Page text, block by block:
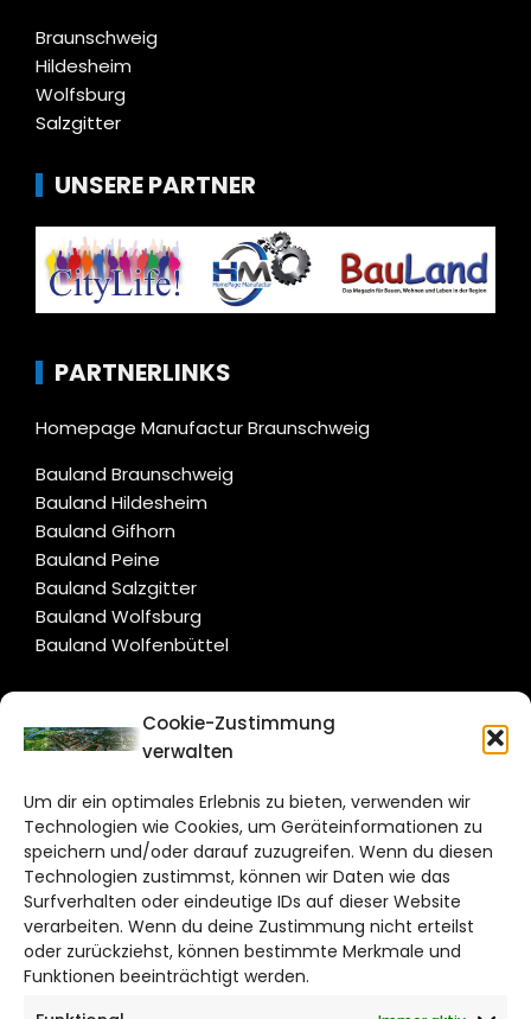
Cookie-Zustimmung
verwalten
Um dir ein optimales Erlebnis zu bieten, verwenden wir
Technologien wie Cookies, um Geräteinformationen zu
speichern und/oder darauf zuzugreifen. Wenn du diesen
Technologien zustimmst, können wir Daten wie das
Surfverhalten oder eindeutige IDs auf dieser Website
verarbeiten. Wenn du deine Zustimmung nicht erteilst
oder zurückziehst, können bestimmte Merkmale und
Funktionen beeinträchtigt werden.
Braunschweig
Hildesheim
Wolfsburg
Salzgitter
UNSERE PARTNER
PARTNERLINKS
Homepage Manufactur Braunschweig
Bauland Braunschweig
Bauland Hildesheim
Bauland Gifhorn
Bauland Peine
Bauland Salzgitter
Bauland Wolfsburg
Bauland Wolfenbüttel
CITYLIFE!
Bruchtorwall 12
38100 Braunschweig
Telefon: 0531 387220 – 65
DAS STADTMAGAZIN FÜR
SALZGITTER